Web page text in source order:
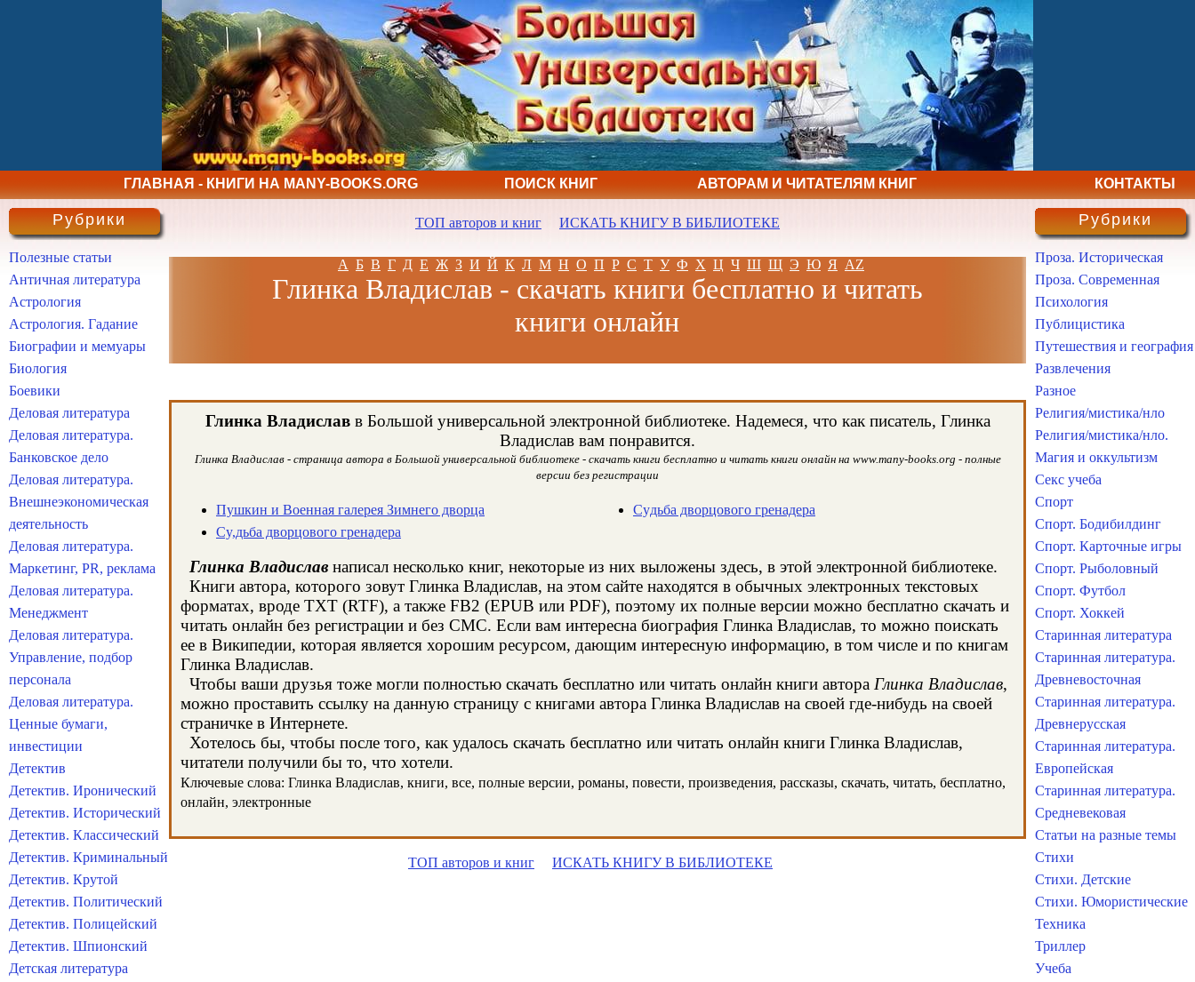
ГЛАВНАЯ - КНИГИ НА MANY-BOOKS.ORG ПОИСК КНИГ АВТОРАМ И ЧИТАТЕЛЯМ КНИГ КОНТАКТЫ
ТОП авторов и книг ИСКАТЬ КНИГУ В БИБЛИОТЕКЕ
А Б В Г Д Е Ж З И Й К Л М Н О П Р С Т У Ф Х Ц Ч Ш Щ Э Ю Я AZ
Глинка Владислав - скачать книги бесплатно и читать
книги онлайн
Глинка Владиславв Большой универсальной электронной библиотеке. Надемеся, что как писатель, Глинка
Владислав вам понравится.
Глинка Владислав - страница автора в Большой универсальной библиотеке - скачать книги бесплатно и читать книги онлайн на www.many-books.org - полные
версии без регистрации
Пушкин и Военная галерея Зимнего дворца
Cy,дьба дворцового гренадера
Cyдьба дворцового гренадера
Глинка Владислав написал несколько книг, некоторые из них выложены здесь, в этой электронной библиотеке.
Книги автора, которого зовут Глинка Владислав, на этом сайте находятся в обычных электронных текстовых
форматах, вроде TXT (RTF), а также FB2 (EPUB или PDF), поэтому их полные версии можно бесплатно скачать и
читать онлайн без регистрации и без СМС. Если вам интересна биография Глинка Владислав, то можно поискать
ее в Википедии, которая является хорошим ресурсом, дающим интересную информацию, в том числе и по книгам
Глинка Владислав.
Чтобы ваши друзья тоже могли полностью скачать бесплатно или читать онлайн книги автора Глинка Владислав,
можно проставить ссылку на данную страницу с книгами автора Глинка Владислав на своей где-нибудь на своей
страничке в Интернете.
Хотелось бы, чтобы после того, как удалось скачать бесплатно или читать онлайн книги Глинка Владислав,
читатели получили бы то, что хотели.
Ключевые слова: Глинка Владислав, книги, все, полные версии, романы, повести, произведения, рассказы, скачать, читать, бесплатно,
онлайн, электронные
ТОП авторов и книг ИСКАТЬ КНИГУ В БИБЛИОТЕКЕ
Рубрики
Полезные статьи
Античная литература
Астрология
Астрология. Гадание
Биографии и мемуары
Биология
Боевики
Деловая литература
Деловая литература.
Банковское дело
Деловая литература.
Внешнеэкономическая
деятельность
Деловая литература.
Маркетинг, PR, реклама
Деловая литература.
Менеджмент
Деловая литература.
Управление, подбор
персонала
Деловая литература.
Ценные бумаги,
инвестиции
Детектив
Детектив. Иронический
Детектив. Исторический
Детектив. Классический
Детектив. Криминальный
Детектив. Крутой
Детектив. Политический
Детектив. Полицейский
Детектив. Шпионский
Детская литература
Рубрики
Проза. Историческая
Проза. Современная
Психология
Публицистика
Путешествия и география
Развлечения
Разное
Религия/мистика/нло
Религия/мистика/нло.
Магия и оккультизм
Секс учеба
Спорт
Спорт. Бодибилдинг
Спорт. Карточные игры
Спорт. Рыболовный
Спорт. Футбол
Спорт. Хоккей
Старинная литература
Старинная литература.
Древневосточная
Старинная литература.
Древнерусская
Старинная литература.
Европейская
Старинная литература.
Средневековая
Статьи на разные темы
Стихи
Стихи. Детские
Стихи. Юмористические
Техника
Триллер
Учеба